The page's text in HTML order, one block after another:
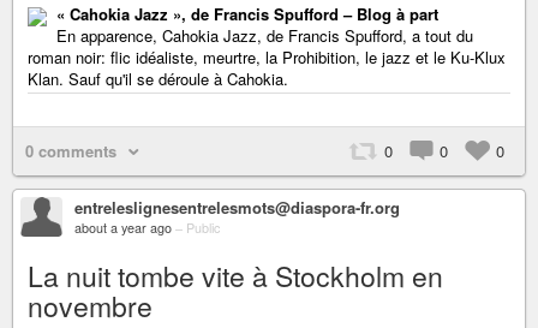
« Cahokia Jazz », de Francis Spufford – Blog à part
En apparence, Cahokia Jazz, de Francis Spufford, a tout du
roman noir: flic idéaliste, meurtre, la Prohibition, le jazz et le Ku-Klux
Klan. Sauf qu'il se déroule à Cahokia.
0 comments 0 0 0
entreleslignesentrelesmots@diaspora-fr.org
about a year ago – Public
La nuit tombe vite à Stockholm en
novembre